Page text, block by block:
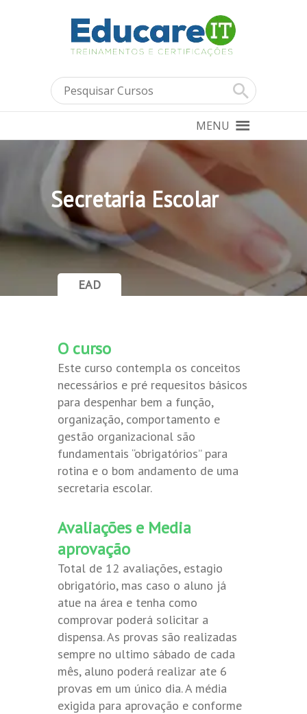
MENU
Secretaria Escolar
EAD
O curso
Este curso contempla os conceitos
necessários e pré requesitos básicos
para despenhar bem a função,
organização, comportamento e
gestão organizacional são
fundamentais “obrigatórios” para
rotina e o bom andamento de uma
secretaria escolar.
Avaliações e Media
aprovação
Total de 12 avaliações, estagio
obrigatório, mas caso o aluno já
atue na área e tenha como
comprovar poderá solicitar a
dispensa. As provas são realizadas
sempre no ultimo sábado de cada
mês, aluno poderá realizar ate 6
provas em um único dia. A média
exigida para aprovação e conforme